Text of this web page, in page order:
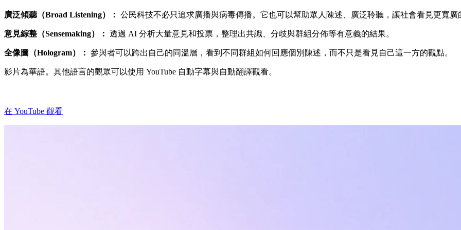
廣泛傾聽（Broad Listening）： 公民科技不必只追求廣播與病毒傳播。它也可以幫助眾人陳述、廣泛聆聽，讓社會看見更寬廣
意見綜整（Sensemaking）： 透過 AI 分析大量意見和投票，整理出共識、分歧與群組分佈等有意義的結果。
全像圖（Hologram）： 參與者可以跨出自己的同溫層，看到不同群組如何回應個別陳述，而不只是看見自己這一方的觀點。
影片為華語。其他語言的觀眾可以使用 YouTube 自動字幕與自動翻譯觀看。
在 YouTube 觀看